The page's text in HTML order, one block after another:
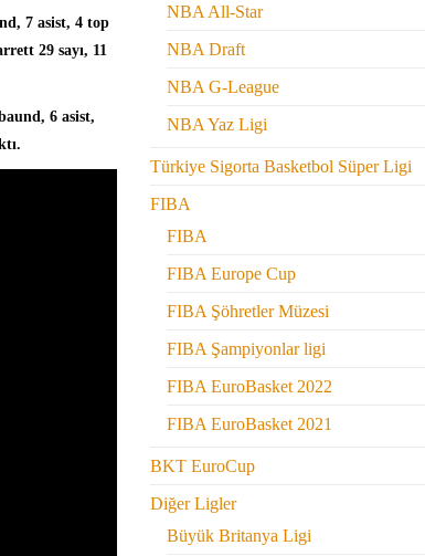
7 asist, 4 top
29 sayı, 11
6 asist,
NBA All-Star
NBA Draft
NBA G-League
NBA Yaz Ligi
Türkiye Sigorta Basketbol Süper Ligi
FIBA
FIBA
FIBA Europe Cup
FIBA Şöhretler Müzesi
FIBA Şampiyonlar ligi
FIBA EuroBasket 2022
FIBA EuroBasket 2021
BKT EuroCup
Diğer Ligler
Büyük Britanya Ligi